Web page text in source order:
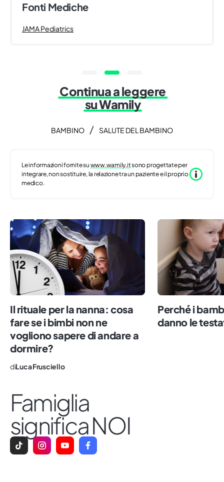
Fonti Mediche
JAMA Pediatrics
Continua a leggere
su Wamily
BAMBINO / SALUTE DEL BAMBINO
Le informazioni fornite su www.wamily.itsono progettate per
integrare, non sostituire, la relazione tra un paziente e il proprio
medico.
Il rituale per la nanna: cosa
fare se i bimbi non ne
vogliono sapere di andare a
dormire?
diLuca Frusciello
Perché i
danno le
Famiglia
significa NOI